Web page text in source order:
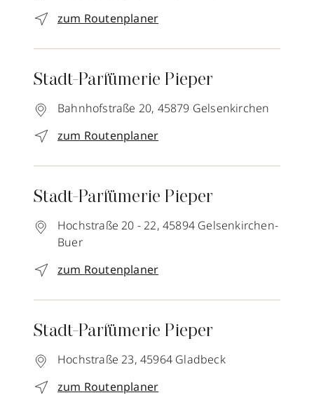
zum Routenplaner
Stadt-Parfümerie Pieper
Bahnhofstraße 20, 45879 Gelsenkirchen
zum Routenplaner
Stadt-Parfümerie Pieper
Hochstraße 20 - 22, 45894 Gelsenkirchen-
Buer
zum Routenplaner
Stadt-Parfümerie Pieper
Hochstraße 23, 45964 Gladbeck
zum Routenplaner